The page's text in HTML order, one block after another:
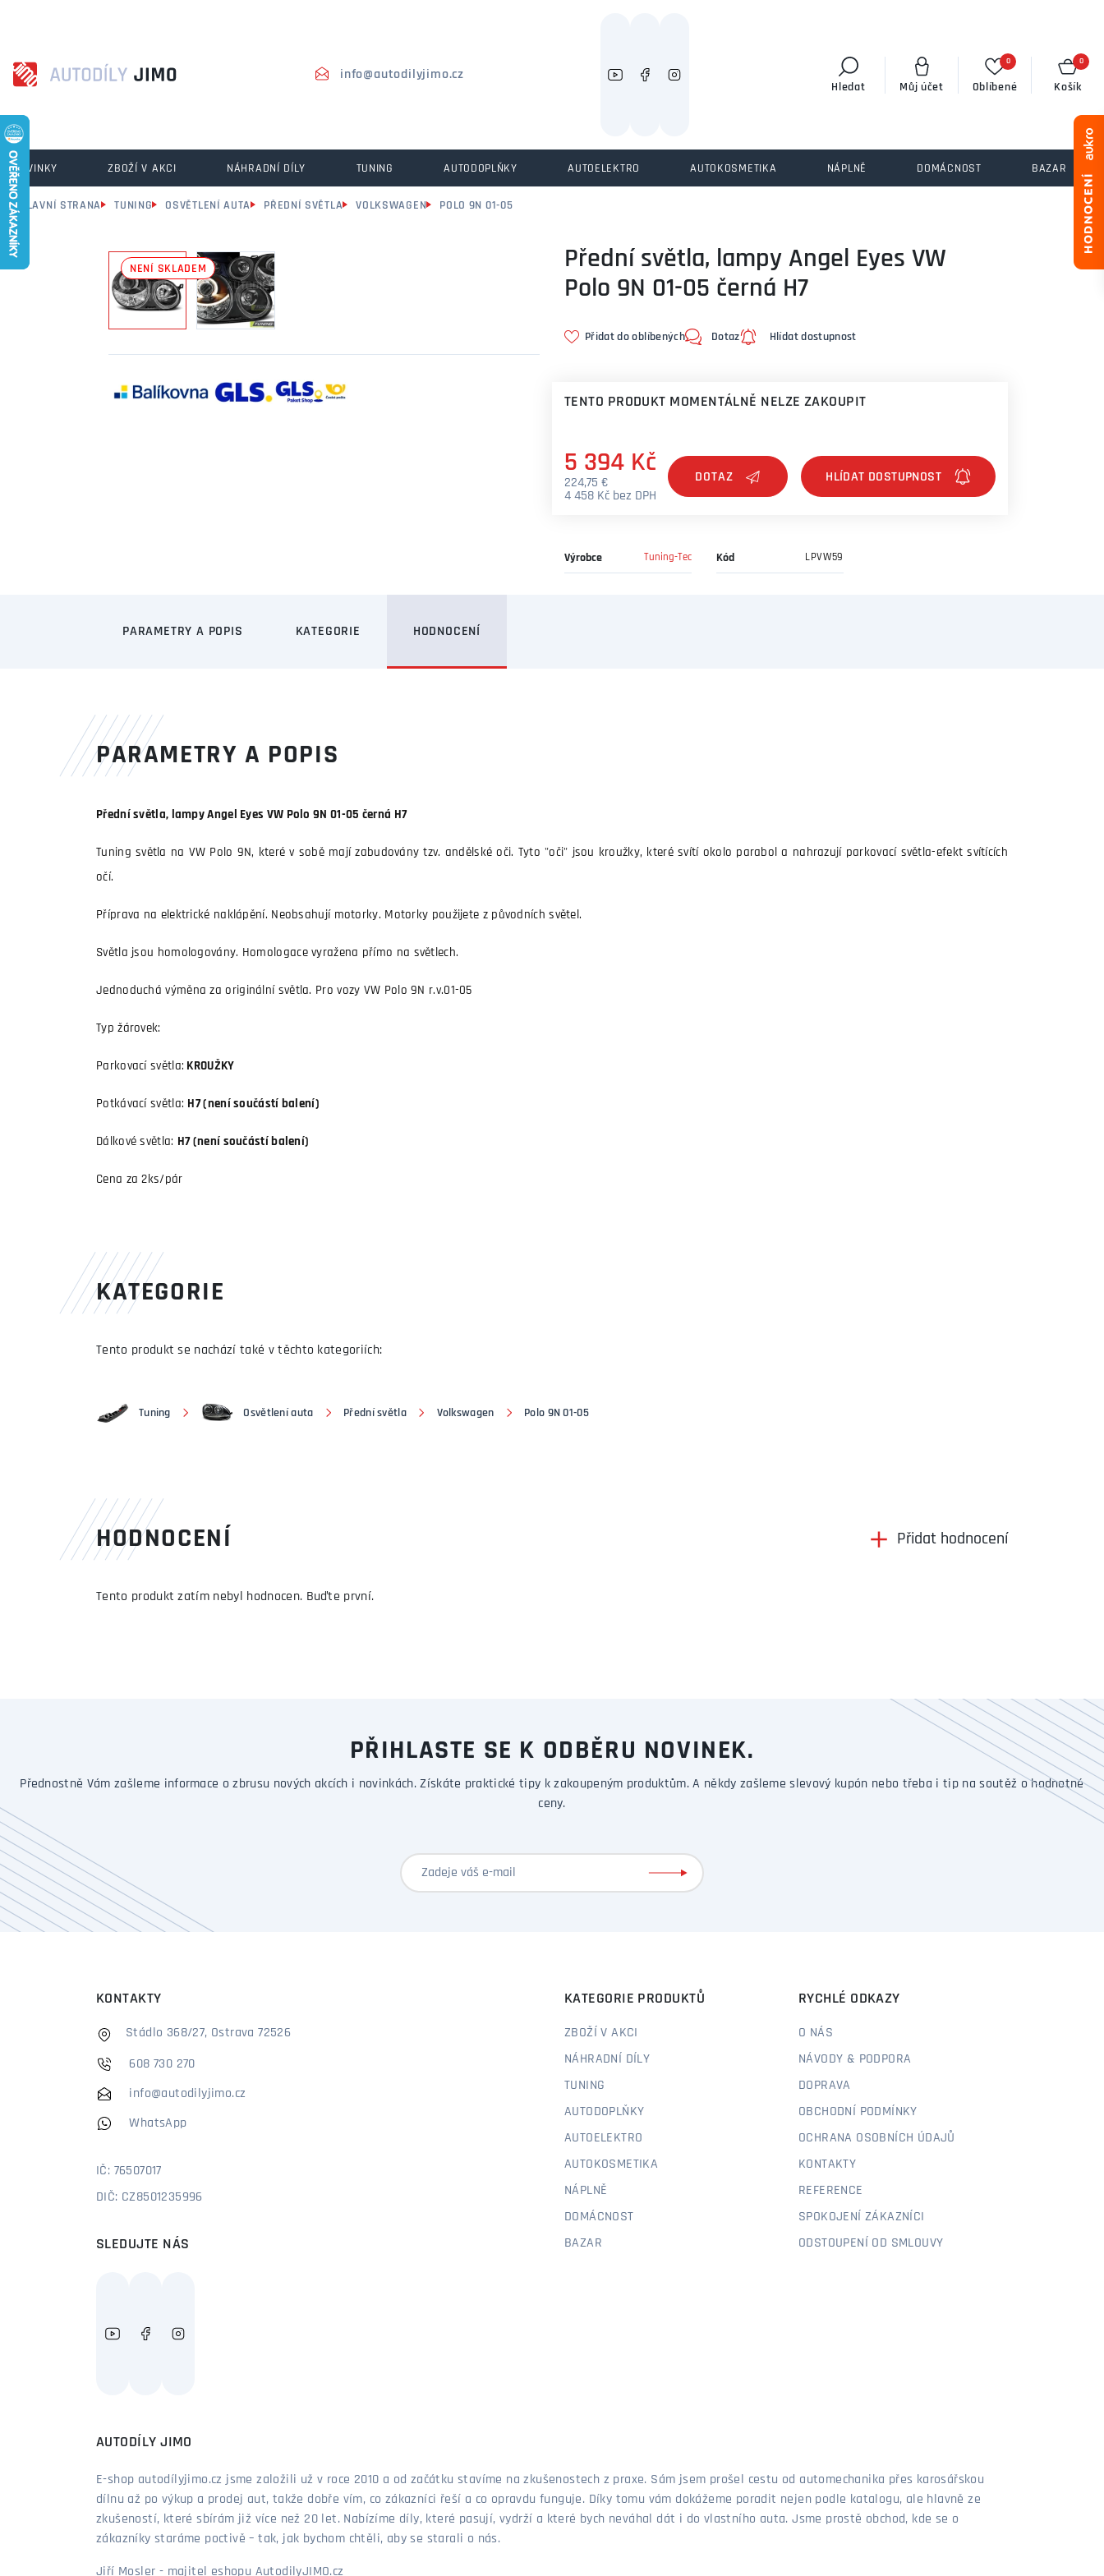
info@autodilyjimo.cz
Hledat Můj účet
0
Oblíbené
0
Košík
NOVINKY ZBOŽÍ V AKCI NÁHRADNÍ DÍLY TUNING AUTODOPLŇKY AUTOELEKTRO AUTOKOSMETIKA NÁPLNĚ DOMÁCNOST BAZAR
HLAVNÍ STRANA TUNING OSVĚTLENÍ AUTA PŘEDNÍ SVĚTLA VOLKSWAGEN POLO 9N 01-05
NENÍ SKLADEM
Přední světla, lampy Angel Eyes VW
Polo 9N 01-05 černá H7
Přidat do oblíbených Dotaz Hlídat dostupnost
TENTO PRODUKT MOMENTÁLNĚ NELZE ZAKOUPIT
5 394 Kč
224,75 €
4 458 Kč bez DPH
DOTAZ
Výrobce Tuning-Tec Kód LPVW59
PARAMETRY A POPIS KATEGORIE HODNOCENÍ
PARAMETRY A POPIS
Přední světla, lampy Angel Eyes VW Polo 9N 01-05 černá H7
Tuning světla na VW Polo 9N, které v sobě mají zabudovány tzv. andělské oči. Tyto "oči" jsou kroužky, které svítí okolo parabol a nahrazují parkovací světla-efekt svítících
očí.
Příprava na elektrické naklápění. Neobsahují motorky. Motorky použijete z původních světel.
Světla jsou homologovány. Homologace vyražena přímo na světlech.
Jednoduchá výměna za originální světla. Pro vozy VW Polo 9N r.v.01-05
Typ žárovek:
Parkovací světla: KROUŽKY
Potkávací světla: H7 (není součástí balení)
Dálkové světla: H7 (není součástí balení)
Cena za 2ks/pár
KATEGORIE
Tento produkt se nachází také v těchto kategoriích:
Tuning Osvětlení auta Přední světla Volkswagen Polo 9N 01-05
HODNOCENÍ Přidat hodnocení
Tento produkt zatím nebyl hodnocen. Buďte první.
PŘIHLASTE SE K ODBĚRU NOVINEK.
Přednostně Vám zašleme informace o zbrusu nových akcích i novinkách. Získáte praktické tipy k zakoupeným produktům. A někdy zašleme slevový kupón nebo třeba i tip na soutěž o hodnotné
ceny.
KONTAKTY
Stádlo 368/27, Ostrava 72526
608 730 270
info@autodilyjimo.cz
WhatsApp
IČ: 76507017
DIČ: CZ8501235996
SLEDUJTE NÁS
KATEGORIE PRODUKTŮ
ZBOŽÍ V AKCI
NÁHRADNÍ DÍLY
TUNING
AUTODOPLŇKY
AUTOELEKTRO
AUTOKOSMETIKA
NÁPLNĚ
DOMÁCNOST
BAZAR
RYCHLÉ ODKAZY
O NÁS
NÁVODY & PODPORA
DOPRAVA
OBCHODNÍ PODMÍNKY
OCHRANA OSOBNÍCH ÚDAJŮ
KONTAKTY
REFERENCE
SPOKOJENÍ ZÁKAZNÍCI
ODSTOUPENÍ OD SMLOUVY
AUTODÍLY JIMO
E-shop autodílyjimo.cz jsme založili už v roce 2010 a od začátku stavíme na zkušenostech z praxe. Sám jsem prošel cestu od automechanika přes karosářskou
dílnu až po výkup a prodej aut, takže dobře vím, co zákazníci řeší a co opravdu funguje. Díky tomu vám dokážeme poradit nejen podle katalogu, ale hlavně ze
zkušeností, které sbírám již více než 20 let. Nabízíme díly, které pasují, vydrží a které bych neváhal dát i do vlastního auta. Jsme prostě obchod, kde se o
zákazníky staráme poctivě – tak, jak bychom chtěli, aby se starali o nás.
Jiří Mosler - majitel eshopu AutodilyJIMO.cz
Můžeme vám pomoci něco najít?